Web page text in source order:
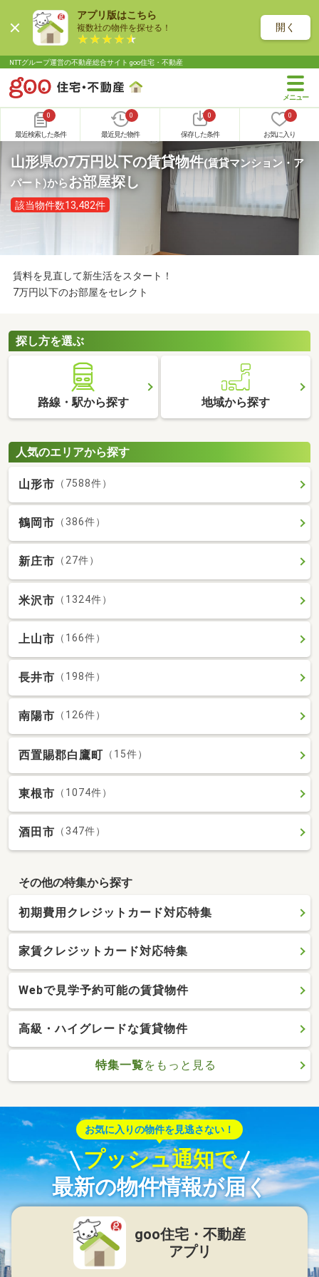
アプリ版はこちら
複数社の物件を探せる！ 開く
NTTグループ運営の不動産総合サイト goo住宅・不動産
0
最近検索した条件
0
最近見た物件
0
保存した条件
0
お気に入り
山形県の7万円以下の賃貸物件(賃貸マンション・ア
パート)からお部屋探し
該当物件数13,482件
賃料を見直して新生活をスタート！
7万円以下のお部屋をセレクト
探し方を選ぶ
路線・駅から探す 地域から探す
人気のエリアから探す
山形市 （7588件）
鶴岡市 （386件）
新庄市 （27件）
米沢市 （1324件）
上山市 （166件）
長井市 （198件）
南陽市 （126件）
西置賜郡白鷹町 （15件）
東根市 （1074件）
酒田市 （347件）
その他の特集から探す
初期費用クレジットカード対応特集
家賃クレジットカード対応特集
Webで見学予約可能の賃貸物件
高級・ハイグレードな賃貸物件
特集一覧をもっと見る
お気に入りの物件を見逃さない！
プッシュ通知で
最新の物件情報が届く
goo住宅・不動産
アプリ